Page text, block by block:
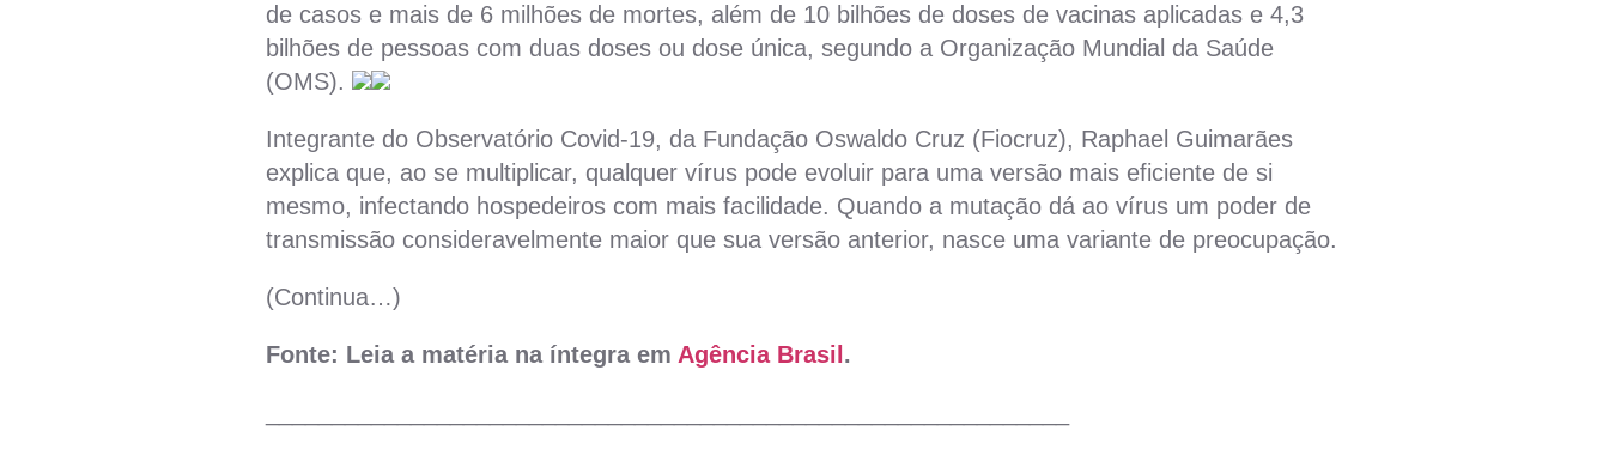
de casos e mais de 6 milhões de mortes, além de 10 bilhões de doses de vacinas aplicadas e 4,3
bilhões de pessoas com duas doses ou dose única, segundo a Organização Mundial da Saúde
(OMS).
Integrante do Observatório Covid-19, da Fundação Oswaldo Cruz (Fiocruz), Raphael Guimarães
explica que, ao se multiplicar, qualquer vírus pode evoluir para uma versão mais eficiente de si
mesmo, infectando hospedeiros com mais facilidade. Quando a mutação dá ao vírus um poder de
transmissão consideravelmente maior que sua versão anterior, nasce uma variante de preocupação.
(Continua…)
Fonte: Leia a matéria na íntegra em Agência Brasil .